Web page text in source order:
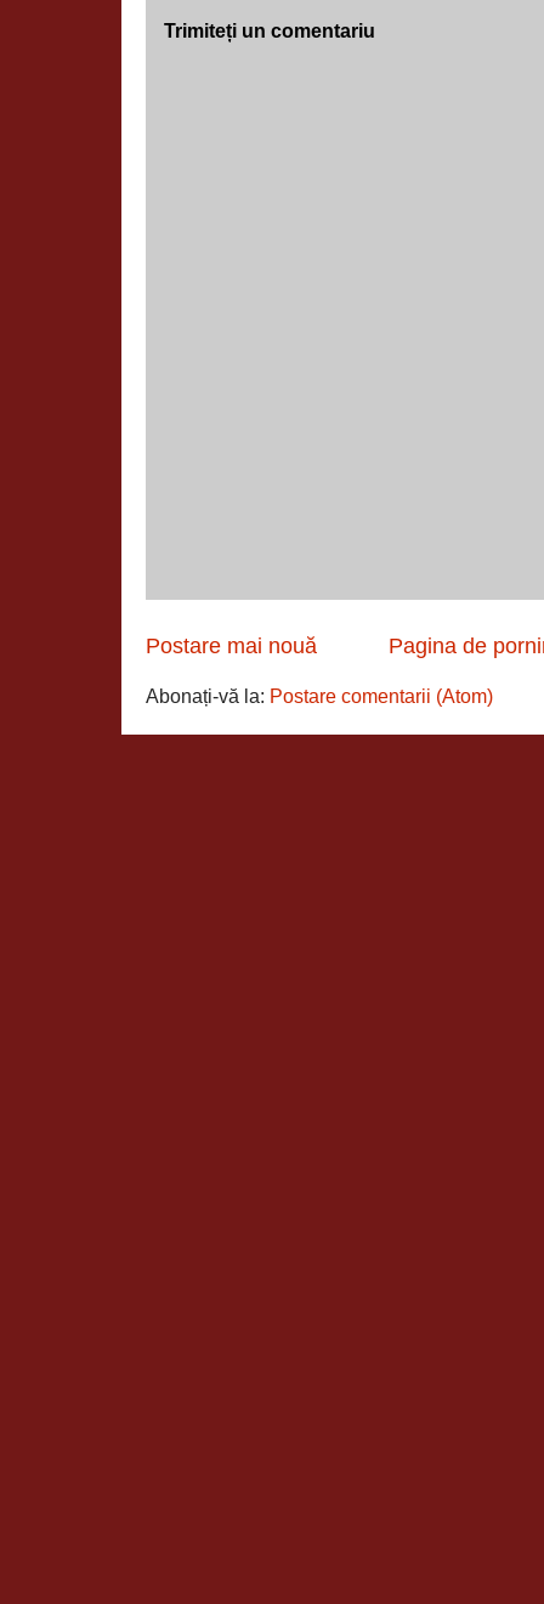
Trimiteți un comentariu
Postare mai nouă Pagina de
Abonați-vă la: Postare comentarii (Atom)